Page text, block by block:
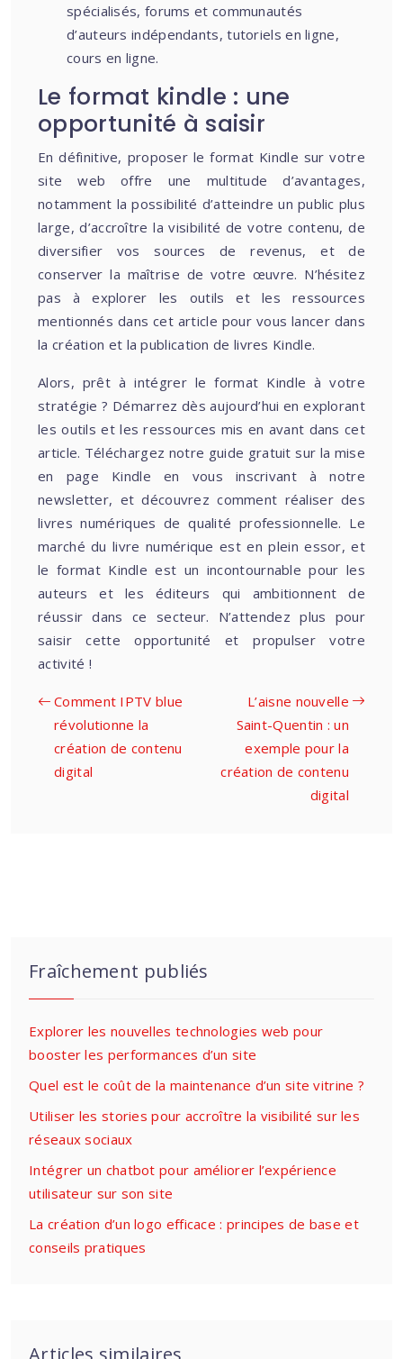
spécialisés, forums et communautés
d’auteurs indépendants, tutoriels en ligne,
cours en ligne.
Le format kindle : une
opportunité à saisir
En définitive, proposer le format Kindle sur votre
site web offre une multitude d’avantages,
notamment la possibilité d’atteindre un public plus
large, d’accroître la visibilité de votre contenu, de
diversifier vos sources de revenus, et de
conserver la maîtrise de votre œuvre. N’hésitez
pas à explorer les outils et les ressources
mentionnés dans cet article pour vous lancer dans
la création et la publication de livres Kindle.
Alors, prêt à intégrer le format Kindle à votre
stratégie ? Démarrez dès aujourd’hui en explorant
les outils et les ressources mis en avant dans cet
article. Téléchargez notre guide gratuit sur la mise
en page Kindle en vous inscrivant à notre
newsletter, et découvrez comment réaliser des
livres numériques de qualité professionnelle. Le
marché du livre numérique est en plein essor, et
le format Kindle est un incontournable pour les
auteurs et les éditeurs qui ambitionnent de
réussir dans ce secteur. N’attendez plus pour
saisir cette opportunité et propulser votre
activité !
Comment IPTV blue
révolutionne la
création de contenu
digital
L’aisne nouvelle
Saint-Quentin : un
exemple pour la
création de contenu
digital
Fraîchement publiés
Explorer les nouvelles technologies web pour
booster les performances d’un site
Quel est le coût de la maintenance d’un site vitrine ?
Utiliser les stories pour accroître la visibilité sur les
réseaux sociaux
Intégrer un chatbot pour améliorer l’expérience
utilisateur sur son site
La création d’un logo efficace : principes de base et
conseils pratiques
Articles similaires